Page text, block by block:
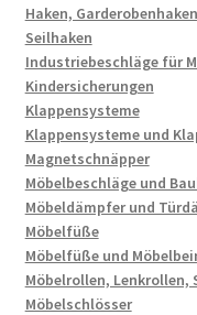
Haken,
Seilhaken
Industriebeschläge für
Kindersicherungen
Klappensysteme
Klappensysteme und
Magnetschnäpper
Möbelbeschläge und
Möbeldämpfer und
Möbelfüße
Möbelfüße und
Möbelrollen,
Möbelschlösser